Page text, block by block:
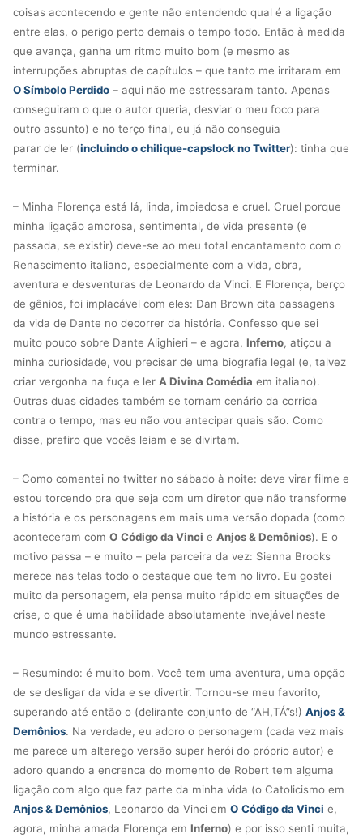
coisas acontecendo e gente não entendendo qual é a ligação
entre elas, o perigo perto demais o tempo todo. Então à medida
que avança, ganha um ritmo muito bom (e mesmo as
interrupções abruptas de capítulos – que tanto me irritaram em
O Símbolo Perdido – aqui não me estressaram tanto. Apenas
conseguiram o que o autor queria, desviar o meu foco para
outro assunto) e no terço final, eu já não conseguia
parar de ler (incluindo o chilique-capslock no Twitter): tinha que
terminar.
– Minha Florença está lá, linda, impiedosa e cruel. Cruel porque
minha ligação amorosa, sentimental, de vida presente (e
passada, se existir) deve-se ao meu total encantamento com o
Renascimento italiano, especialmente com a vida, obra,
aventura e desventuras de Leonardo da Vinci. E Florença, berço
de gênios, foi implacável com eles: Dan Brown cita passagens
da vida de Dante no decorrer da história. Confesso que sei
muito pouco sobre Dante Alighieri – e agora, Inferno, atiçou a
minha curiosidade, vou precisar de uma biografia legal (e, talvez
criar vergonha na fuça e ler A Divina Comédia em italiano).
Outras duas cidades também se tornam cenário da corrida
contra o tempo, mas eu não vou antecipar quais são. Como
disse, prefiro que vocês leiam e se divirtam.
– Como comentei no twitter no sábado à noite: deve virar filme e
estou torcendo pra que seja com um diretor que não transforme
a história e os personagens em mais uma versão dopada (como
aconteceram com O Código da Vinci e Anjos & Demônios). E o
motivo passa – e muito – pela parceira da vez: Sienna Brooks
merece nas telas todo o destaque que tem no livro. Eu gostei
muito da personagem, ela pensa muito rápido em situações de
crise, o que é uma habilidade absolutamente invejável neste
mundo estressante.
– Resumindo: é muito bom. Você tem uma aventura, uma opção
de se desligar da vida e se divertir. Tornou-se meu favorito,
superando até então o (delirante conjunto de “AH,TÁ”s!) Anjos &
Demônios. Na verdade, eu adoro o personagem (cada vez mais
me parece um alterego versão super herói do próprio autor) e
adoro quando a encrenca do momento de Robert tem alguma
ligação com algo que faz parte da minha vida (o Catolicismo em
Anjos & Demônios, Leonardo da Vinci em O Código da Vinci e,
agora, minha amada Florença em Inferno) e por isso senti muita,